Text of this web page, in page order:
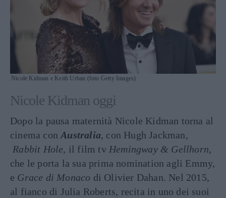
Nicole Kidman e Keith Urban (foto Getty Images)
Nicole Kidman oggi
Dopo la pausa maternità Nicole Kidman torna al
cinema con Australia, con Hugh Jackman,
Rabbit Hole, il film tvHemingway & Gellhorn,
che le porta la sua prima nomination agli Emmy,
e Grace di Monaco di Olivier Dahan. Nel 2015,
al fianco di Julia Roberts, recita in uno dei suoi